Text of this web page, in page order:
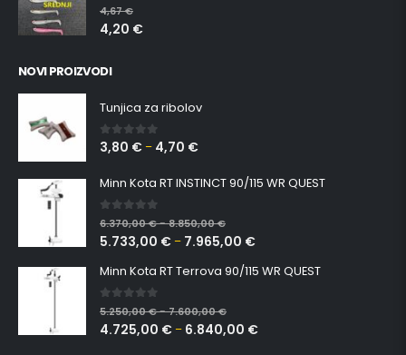
0 out of 5
4,67€
4,20 €
NOVI PROIZVODI
Tunjica za ribolov
0 out of 5
3,80 € – 4,70 €
Minn Kota RT INSTINCT 90/115 WR QUEST
0 out of 5
6.370,00€–8.850,00€
5.733,00 € – 7.965,00 €
Minn Kota RT Terrova 90/115 WR QUEST
0 out of 5
5.250,00€–7.600,00€
4.725,00 € – 6.840,00 €